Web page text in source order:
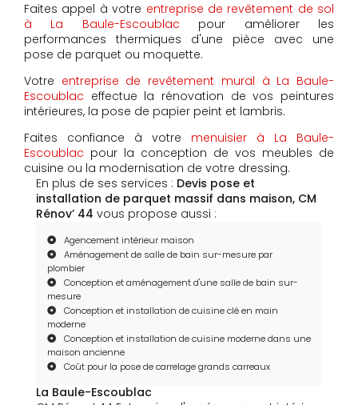
Faites appel à votre entreprise de revêtement de sol
à La Baule-Escoublac pour améliorer les
performances thermiques d'une pièce avec une
pose de parquet ou moquette.
Votre entreprise de revêtement mural à La Baule-
Escoublac effectue la rénovation de vos peintures
intérieures, la pose de papier peint et lambris.
Faites confiance à votre menuisier à La Baule-
Escoublac pour la conception de vos meubles de
cuisine ou la modernisation de votre dressing.
En plus de ses services : Devis pose et
installation de parquet massif dans maison, CM
Rénov’ 44 vous propose aussi :
Agencement intérieur maison
Aménagement de salle de bain sur-mesure par
plombier
Conception et aménagement d'une salle de bain sur-
mesure
Conception et installation de cuisine clé en main
moderne
Conception et installation de cuisine moderne dans une
maison ancienne
Coût pour la pose de carrelage grands carreaux
La Baule-Escoublac